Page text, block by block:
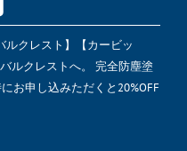
クレスト】【カービッ
ルクレストへ。 完全防塵塗
お申し込みただくと20%OFF